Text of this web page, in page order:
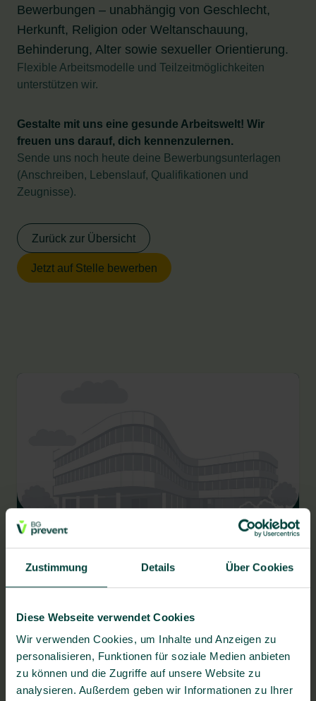
Zustimmung Details Über Cookies
Diese Webseite verwendet Cookies
Wir verwenden Cookies, um Inhalte und Anzeigen zu
personalisieren, Funktionen für soziale Medien anbieten
zu können und die Zugriffe auf unsere Website zu
analysieren. Außerdem geben wir Informationen zu Ihrer
Bewerbungen – unabhängig von Geschlecht,
Herkunft, Religion oder Weltanschauung,
Behinderung, Alter sowie sexueller Orientierung.
Flexible Arbeitsmodelle und Teilzeitmöglichkeiten
unterstützen wir.
Gestalte mit uns eine gesunde Arbeitswelt! Wir
freuen uns darauf, dich kennenzulernen.
Sende uns noch heute deine Bewerbungsunterlagen
(Anschreiben, Lebenslauf, Qualifikationen und
Zeugnisse).
Zurück zur Übersicht
Jetzt auf Stelle bewerben
BG prevent Gesundheitszentrum Radolfzell
Fragen zum Bewerbungsprozess?